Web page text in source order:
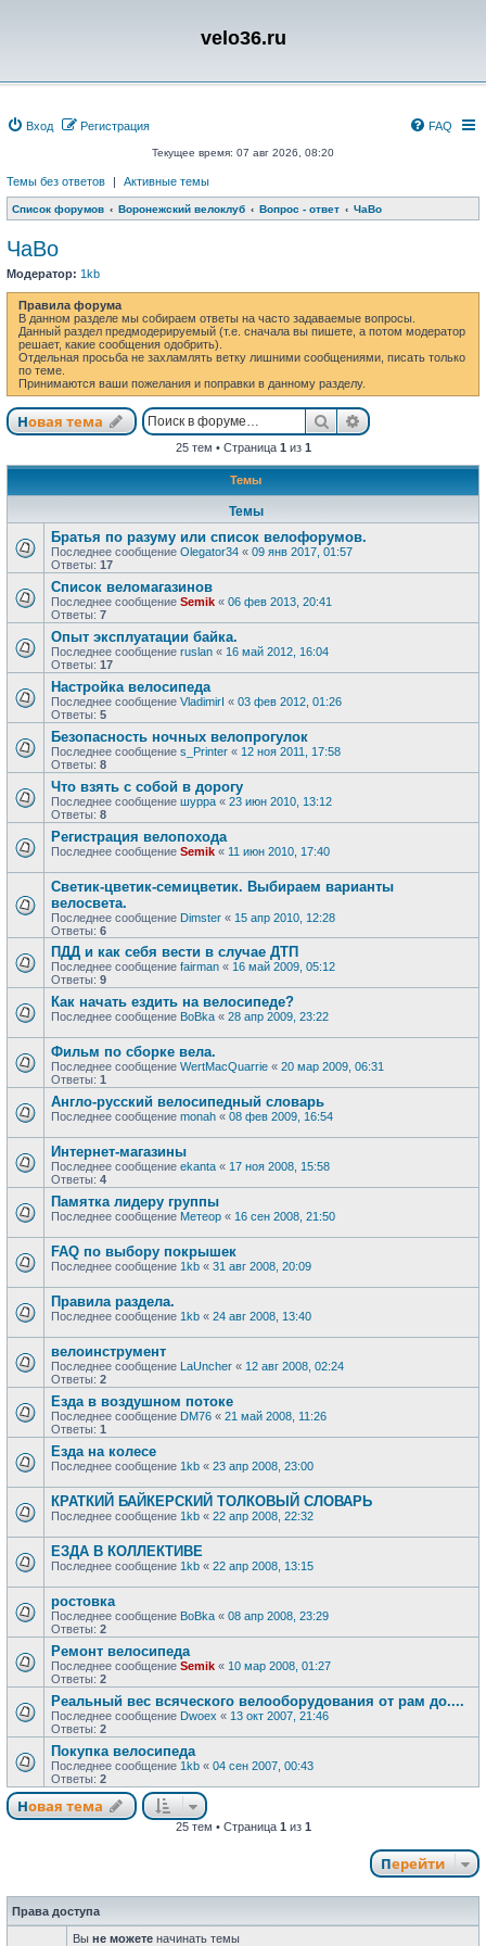
velo36.ru
Вход Регистрация FAQ
Текущее время: 07 авг 2026, 08:20
Темы без ответов | Активные темы
Список форумов Воронежский велоклуб Вопрос - ответ ЧаВо
ЧаВо
Модератор: 1kb
Правила форума
В данном разделе мы собираем ответы на часто задаваемые вопросы.
Данный раздел предмодерируемый (т.е. сначала вы пишете, а потом модератор
решает, какие сообщения одобрить).
Отдельная просьба не захламлять ветку лишними сообщениями, писать только
по теме.
Принимаются ваши пожелания и поправки в данному разделу.
Новая тема ПоискРасширенный
25 тем • Страница 1 из 1
Темы
Темы
Братья по разуму или список велофорумов.
Последнее сообщение Olegator34 « 09 янв 2017, 01:57
Ответы: 17
Список веломагазинов
Последнее сообщение Semik « 06 фев 2013, 20:41
Ответы: 7
Опыт эксплуатации байка.
Последнее сообщение ruslan « 16 май 2012, 16:04
Ответы: 17
Настройка велосипеда
Последнее сообщение VladimirI « 03 фев 2012, 01:26
Ответы: 5
Безопасность ночных велопрогулок
Последнее сообщение s_Printer « 12 ноя 2011, 17:58
Ответы: 8
Что взять с собой в дорогу
Последнее сообщение шурра « 23 июн 2010, 13:12
Ответы: 8
Регистрация велопохода
Последнее сообщение Semik « 11 июн 2010, 17:40
Светик-цветик-семицветик. Выбираем варианты
велосвета.
Последнее сообщение Dimster « 15 апр 2010, 12:28
Ответы: 6
ПДД и как себя вести в случае ДТП
Последнее сообщение fairman « 16 май 2009, 05:12
Ответы: 9
Как начать ездить на велосипеде?
Последнее сообщение BoBka « 28 апр 2009, 23:22
Фильм по сборке вела.
Последнее сообщение WertMacQuarrie « 20 мар 2009, 06:31
Ответы: 1
Англо-русский велосипедный словарь
Последнее сообщение monah « 08 фев 2009, 16:54
Интернет-магазины
Последнее сообщение ekanta « 17 ноя 2008, 15:58
Ответы: 4
Памятка лидеру группы
Последнее сообщение Метеор « 16 сен 2008, 21:50
FAQ по выбору покрышек
Последнее сообщение 1kb « 31 авг 2008, 20:09
Правила раздела.
Последнее сообщение 1kb « 24 авг 2008, 13:40
велоинструмент
Последнее сообщение LaUncher « 12 авг 2008, 02:24
Ответы: 2
Езда в воздушном потоке
Последнее сообщение DM76 « 21 май 2008, 11:26
Ответы: 1
Езда на колесе
Последнее сообщение 1kb « 23 апр 2008, 23:00
КРАТКИЙ БАЙКЕРСКИЙ ТОЛКОВЫЙ СЛОВАРЬ
Последнее сообщение 1kb « 22 апр 2008, 22:32
ЕЗДА В КОЛЛЕКТИВЕ
Последнее сообщение 1kb « 22 апр 2008, 13:15
ростовка
Последнее сообщение BoBka « 08 апр 2008, 23:29
Ответы: 2
Ремонт велосипеда
Последнее сообщение Semik « 10 мар 2008, 01:27
Ответы: 2
Реальный вес всяческого велооборудования от рам до....
Последнее сообщение Dwoex « 13 окт 2007, 21:46
Ответы: 2
Покупка велосипеда
Последнее сообщение 1kb « 04 сен 2007, 00:43
Ответы: 2
Новая тема
25 тем • Страница 1 из 1
Перейти
Права доступа
Вы не можете начинать темы